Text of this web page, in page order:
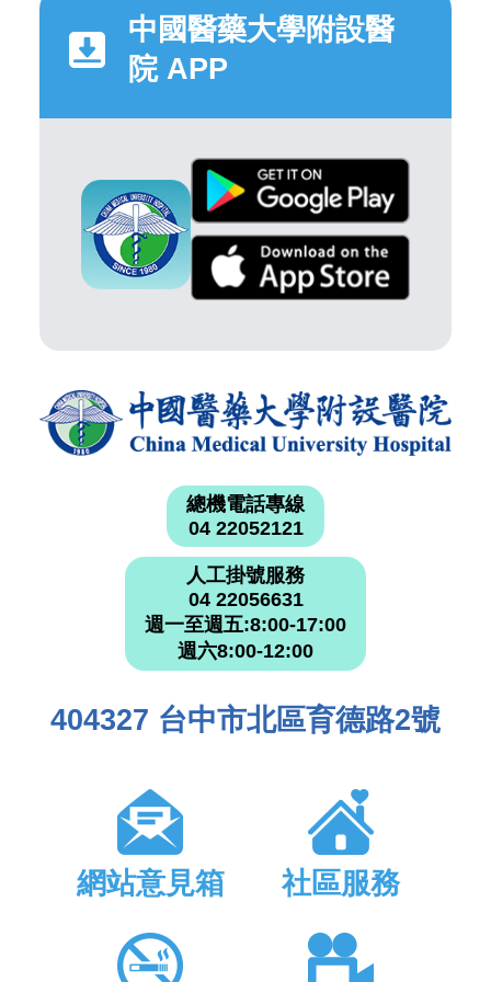
中國醫藥大學附設醫
院 APP
總機電話專線
04 22052121
人工掛號服務
04 22056631
週一至週五:8:00-17:00
週六8:00-12:00
404327 台中市北區育德路2號
網站意見箱 社區服務